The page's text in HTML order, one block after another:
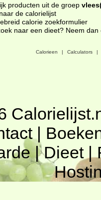
producten uit de groep
de calorielijst
calorie zoekformulier
naar een dieet? Neem
Calorieen | Calculators |
|
|Dieet|